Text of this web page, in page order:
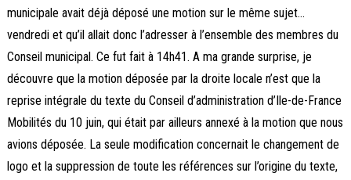
municipale avait déjà déposé une motion sur le même sujet…
vendredi et qu’il allait donc l’adresser à l’ensemble des membres du
Conseil municipal. Ce fut fait à 14h41. A ma grande surprise, je
découvre que la motion déposée par la droite locale n’est que la
reprise intégrale du texte du Conseil d’administration d’Ile-de-France
Mobilités du 10 juin, qui était par ailleurs annexé à la motion que nous
avions déposée. La seule modification concernait le changement de
logo et la suppression de toute les références sur l’origine du texte,